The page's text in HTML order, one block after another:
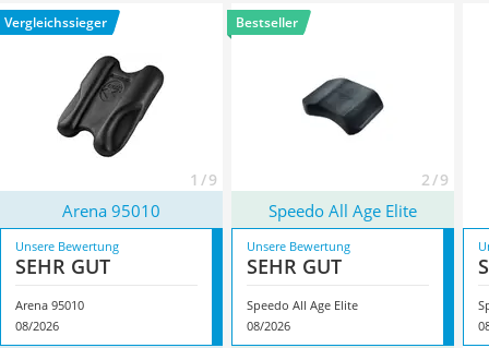
Wanderschuhe Herren
Sicherheitsweste Reiten
Schaumstoff-Oberfläche
aus unserer Vergleichstabelle.
Überzeugt hat uns hier im August 2026 besonders das
Arena 95010
Vergleichssieger
1 / 9
Bestseller
2 / 9
Arena 95010 Speedo All Age Elite
Unsere Bewertung
SEHR GUT
Arena 95010
08/2026
Unsere Bewertung
SEHR GUT
Speedo All Age Elite
08/2026